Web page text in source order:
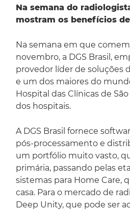
Na semana do
mostram os benefícios
Na semana em que
novembro, a DGS Brasil,
provedor líder de soluções
e um dos maiores do
Hospital das Clínicas de
dos hospitais.
A DGS Brasil fornece
pós-processamento e
um portfólio muito vasto,
primária, passando pelas
sistemas para Home Care,
casa. Para o mercado de
Deep Unity, que pode ser